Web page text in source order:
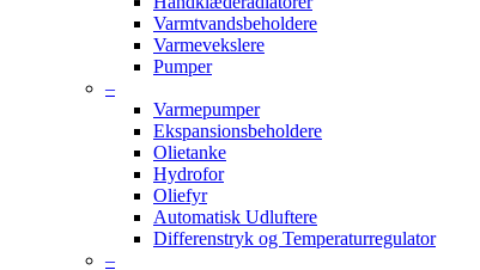
Varmtvandsbeholdere
Varmevekslere
Pumper
–
Varmepumper
Ekspansionsbeholdere
Olietanke
Hydrofor
Oliefyr
Automatisk Udluftere
Differenstryk og Temperaturregulator
–